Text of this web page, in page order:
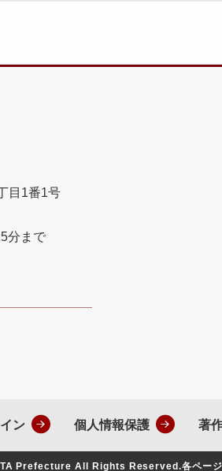
目1番1号
分まで
ン 個人情報保護 著
Prefecture All Rights Reserved.各ペー